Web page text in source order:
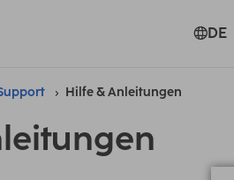
DE
Hilfe & Anleitungen